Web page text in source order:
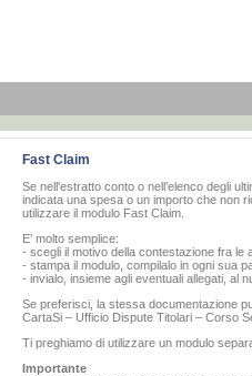
Fast Claim
Se nell'estratto conto o nell’elenco degli
indicata una spesa o un importo che non
utilizzare il modulo Fast Claim.
E’ molto semplice:
- scegli il motivo della contestazione fra le
- stampa il modulo, compilalo in ogni sua
- invialo, insieme agli eventuali allegati, al
Se preferisci, la stessa documentazione
CartaSi – Ufficio Dispute Titolari – Corso
Ti preghiamo di utilizzare un modulo
Importante